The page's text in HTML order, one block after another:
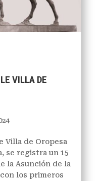
VILLA DE
Villa de Oropesa
se registra un 15
la Asunción de la
los primeros